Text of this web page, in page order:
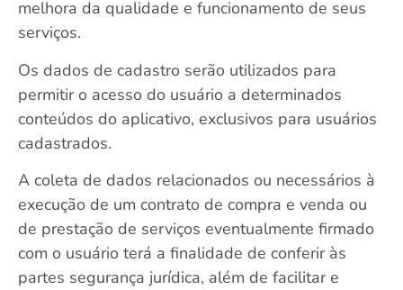
melhora da qualidade e funcionamento de seus
serviços.
Os dados de cadastro serão utilizados para
permitir o acesso do usuário a determinados
conteúdos do aplicativo, exclusivos para usuários
cadastrados.
A coleta de dados relacionados ou necessários à
execução de um contrato de compra e venda ou
de prestação de serviços eventualmente firmado
com o usuário terá a finalidade de conferir às
partes segurança jurídica, além de facilitar e